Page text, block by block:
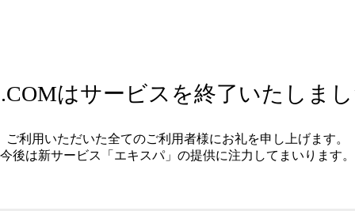
はサービスを終了いたしま
ご利用いただいた全てのご利用者様にお礼を申し上げます。
今後は新サービス「エキスパ」の提供に注力してまいります。